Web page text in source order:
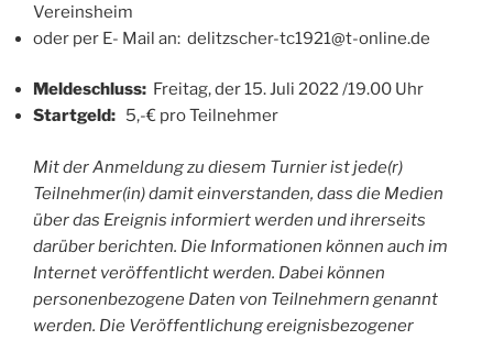
Vereinsheim
oder per E- Mail an: delitzscher-tc1921@t-online.de
Meldeschluss: Freitag, der 15. Juli 2022 /19.00 Uhr
Startgeld: 5,-€ pro Teilnehmer
Mit der Anmeldung zu diesem Turnier ist jede(r)
Teilnehmer(in) damit einverstanden, dass die Medien
über das Ereignis informiert werden und ihrerseits
darüber berichten. Die Informationen können auch im
Internet veröffentlicht werden. Dabei können
personenbezogene Daten von Teilnehmern genannt
werden. Die Veröffentlichung ereignisbezogener